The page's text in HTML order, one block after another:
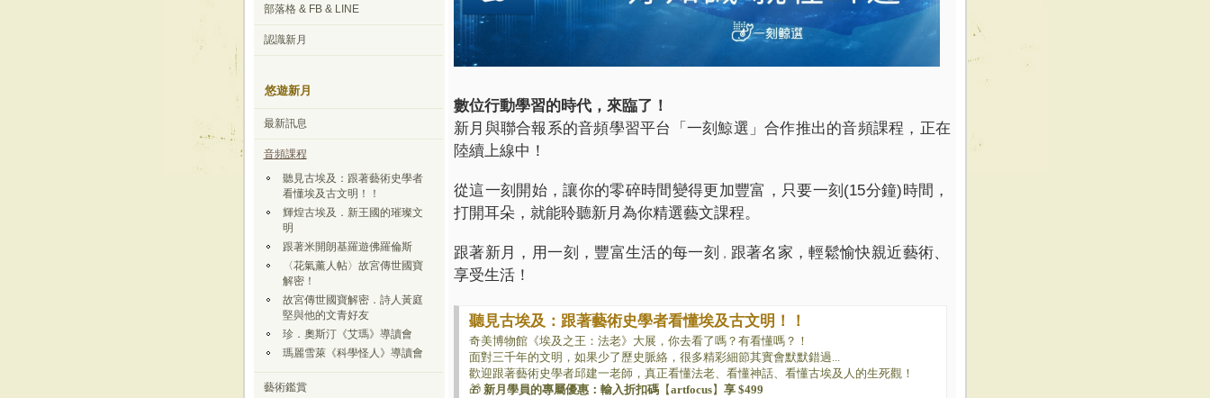
部落格 & FB & LINE
認識新月
悠遊新月
最新訊息
音頻課程
聽見古埃及：跟著藝術史學者
看懂埃及古文明！！
輝煌古埃及．新王國的璀璨文
明
跟著米開朗基羅遊佛羅倫斯
〈花氣薰人帖〉故宮傳世國寶
解密！
故宮傳世國寶解密．詩人黃庭
堅與他的文青好友
珍．奧斯汀《艾瑪》導讀會
瑪麗雪萊《科學怪人》導讀會
藝術鑑賞
數位行動學習的時代，來臨了！
新月與聯合報系的音頻學習平台「一刻鯨選」合作推出的音頻課程，正在
陸續上線中！
從這一刻開始，讓你的零碎時間變得更加豐富，只要一刻 (15分鐘)時間，
打開耳朵，就能聆聽新月為你精選藝文課程。
跟著新月，用一刻，豐富生活的每一刻 ， 跟著名家，輕鬆愉快親近藝術、
享受生活！
聽見古埃及：跟著藝術史學者看懂埃及古文明！！
奇美博物館《埃及之王：法老》大展，你去看了嗎？有看懂嗎？！
面對三千年的文明，如果少了歷史脈絡，很多精彩細節其實會默默錯過...
歡迎跟著藝術史學者邱建一老師，真正看懂法老、看懂神話、看懂古埃及人的生死觀！
🎁新月學員的專屬優惠：輸入折扣碼 【artfocus】享 $499